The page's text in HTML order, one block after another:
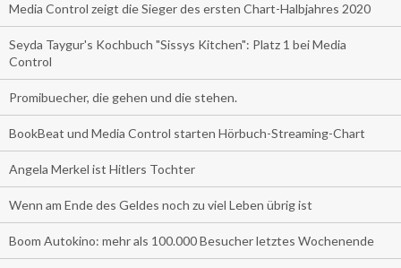
Media Control zeigt die Sieger des ersten Chart-Halbjahres 2020
Seyda Taygur's Kochbuch "Sissys Kitchen": Platz 1 bei Media
Control
Promibuecher, die gehen und die stehen.
BookBeat und Media Control starten Hörbuch-Streaming-Chart
Angela Merkel ist Hitlers Tochter
Wenn am Ende des Geldes noch zu viel Leben übrig ist
Boom Autokino: mehr als 100.000 Besucher letztes Wochenende